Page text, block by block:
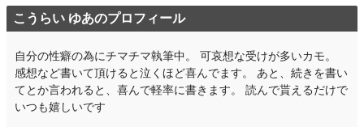
こうらい ゆあのプロフィール
自分の性癖の為にチマチマ執筆中。 可哀想な受けが多いカモ。
感想など書いて頂けると泣くほど喜んでます。 あと、続きを書い
てとか言われると、喜んで軽率に書きます。 読んで貰えるだけで
いつも嬉しいです